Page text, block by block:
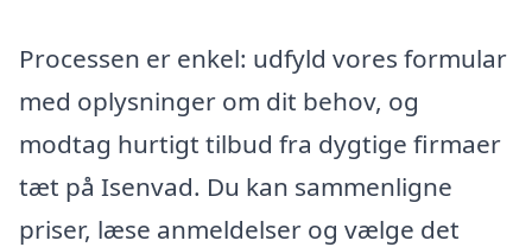
Processen er enkel: udfyld vores formular
med oplysninger om dit behov, og
modtag hurtigt tilbud fra dygtige firmaer
tæt på Isenvad. Du kan sammenligne
priser, læse anmeldelser og vælge det